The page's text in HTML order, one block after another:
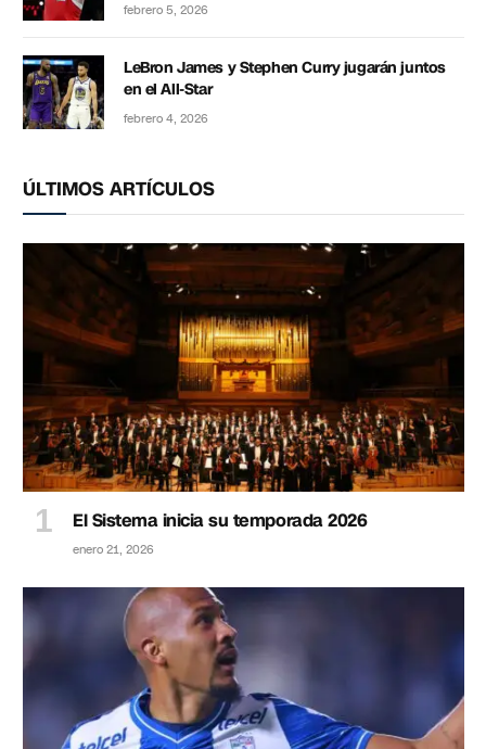
febrero 5, 2026
LeBron James y Stephen Curry jugarán juntos
en el All-Star
febrero 4, 2026
ÚLTIMOS ARTÍCULOS
El Sistema inicia su temporada 2026
enero 21, 2026